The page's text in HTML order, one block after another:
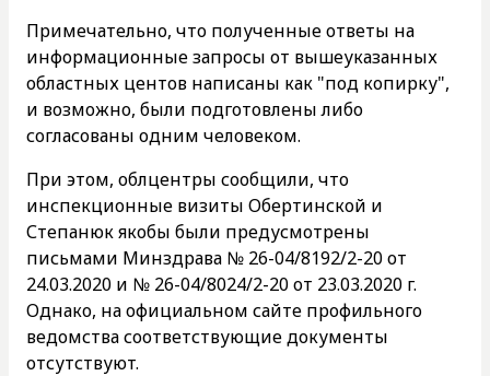
Примечательно, что полученные ответы на
информационные запросы от вышеуказанных
областных центов написаны как "под копирку",
и возможно, были подготовлены либо
согласованы одним человеком.
При этом, облцентры сообщили, что
инспекционные визиты Обертинской и
Степанюк якобы были предусмотрены
письмами Минздрава № 26-04/8192/2-20 от
24.03.2020 и № 26-04/8024/2-20 от 23.03.2020 г.
Однако, на официальном сайте профильного
ведомства соответствующие документы
отсутствуют.